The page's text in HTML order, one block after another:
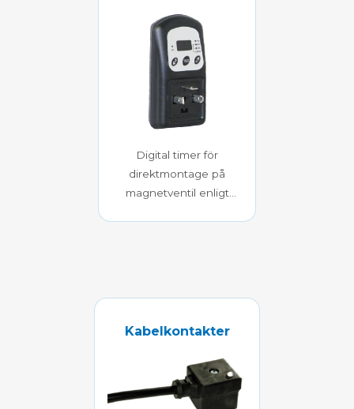
Digital timer för
direktmontage på
magnetventil enligt
Kabelkontakter